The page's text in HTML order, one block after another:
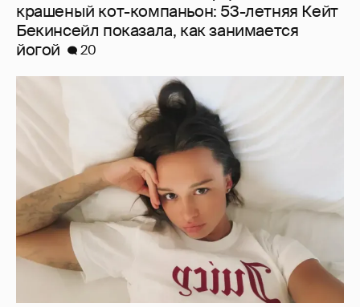
Молится о поездке на Бали: Диана
Шурыгина воцерковилась в СИЗО